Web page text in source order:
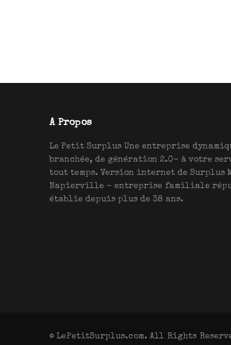
A Propos
Le Petit Surplus Une entreprise
branchée, de génération 2.0- à votre
tout temps. Version internet de
Napierville - entreprise familiale
établie depuis plus de 38 ans.
© LePetitSurplus.com. All Rights